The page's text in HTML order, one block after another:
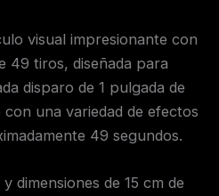
visual impresionante con
49 tiros, diseñada para
disparo de 1 pulgada de
una variedad de efectos
49 segundos.
dimensiones de 15 cm de